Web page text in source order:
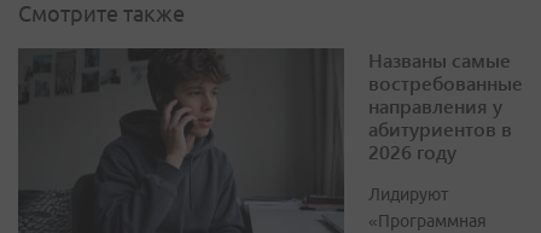
Смотрите также
Названы самые
востребованные
направления у
абитуриентов в
2026 году
Лидируют
«Программная